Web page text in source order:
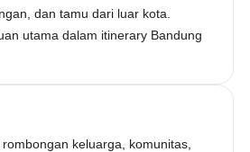
dan tamu dari luar kota.
utama dalam itinerary Bandung
keluarga, komunitas,